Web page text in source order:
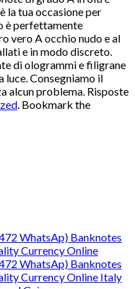
la tua occasione per
è perfettamente
vero A occhio nudo e al
e in modo discreto.
di ologrammi e filigrane
luce. Consegniamo il
alcun problema. Risposte
. Bookmark the
WhatsAp) Banknotes
Currency Online
WhatsAp) Banknotes
Currency Online Italy